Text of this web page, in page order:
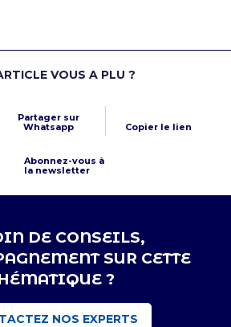
VOUS A PLU ?
Partager sur
Whatsapp
Copier le lien
Abonnez-vous à
la newsletter
DE CONSEILS,
SUR CETTE
?
NOS EXPERTS